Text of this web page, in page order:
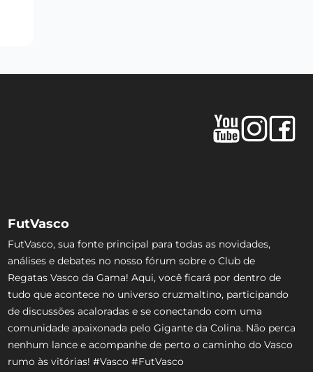
FutVasco
FutVasco, sua fonte principal para todas as novidades,
análises e debates no nosso fórum sobre o Club de
Regatas Vasco da Gama! Aqui, você ficará por dentro de
tudo que acontece no universo cruzmaltino, participando
de discussões acaloradas e se conectando com uma
comunidade apaixonada pelo Gigante da Colina. Não perca
nenhum lance e acompanhe de perto o caminho do Vasco
rumo às vitórias! #Vasco #FutVasco